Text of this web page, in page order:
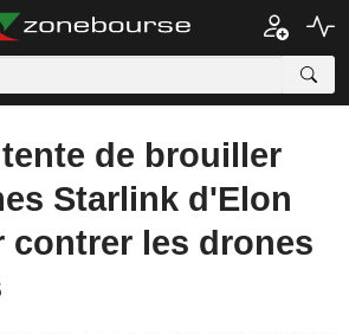
de brouiller
Starlink d'Elon
contrer les drones